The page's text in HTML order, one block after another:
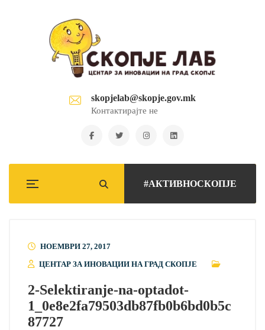
skopjelab@skopje.gov.mk
Контактирајте не
#АКТИВНОСКОПЈЕ
НОЕМВРИ 27, 2017
ЦЕНТАР ЗА ИНОВАЦИИ НА ГРАД СКОПЈЕ
2-Selektiranje-na-optadot-
1_0e8e2fa79503db87fb0b6bd0b5c
87727